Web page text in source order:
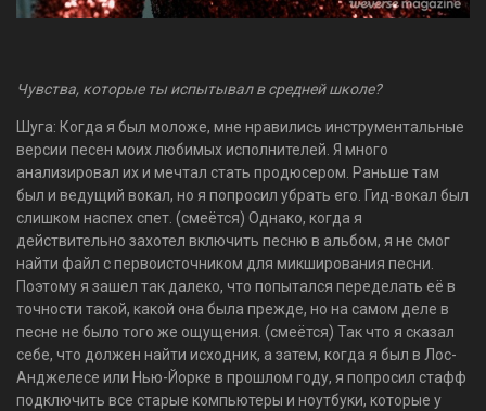
Чувства, которые ты испытывал в средней школе?
Шуга: Когда я был моложе, мне нравились инструментальные
версии песен моих любимых исполнителей. Я много
анализировал их и мечтал стать продюсером. Раньше там
был и ведущий вокал, но я попросил убрать его. Гид-вокал был
слишком наспех спет. (смеётся) Однако, когда я
действительно захотел включить песню в альбом, я не смог
найти файл с первоисточником для микширования песни.
Поэтому я зашел так далеко, что попытался переделать её в
точности такой, какой она была прежде, но на самом деле в
песне не было того же ощущения. (смеётся) Так что я сказал
себе, что должен найти исходник, а затем, когда я был в Лос-
Анджелесе или Нью-Йорке в прошлом году, я попросил стафф
подключить все старые компьютеры и ноутбуки, которые у